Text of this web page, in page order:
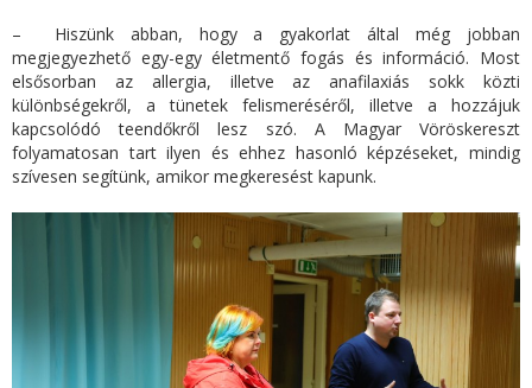
–
Hiszünk abban, hogy a gyakorlat által még jobban
megjegyezhető egy-egy életmentő fogás és információ. Most
elsősorban az allergia, illetve az anafilaxiás sokk közti
különbségekről, a tünetek felismeréséről, illetve a hozzájuk
kapcsolódó teendőkről lesz szó. A Magyar Vöröskereszt
folyamatosan tart ilyen és ehhez hasonló képzéseket, mindig
szívesen segítünk, amikor megkeresést kapunk.